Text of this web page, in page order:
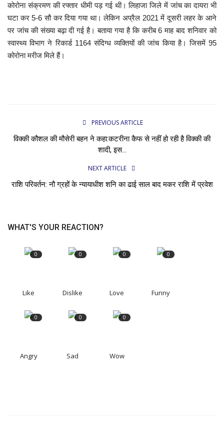
कोरोना संक्रमण की रफ्तार धीमी पड़ गई थी। लिहाजा जिले में जांच का दायरा भी
घटा कर 5-6 सौ कर दिया गया था। लेकिन अप्रैल 2021 में दूसरी लहर के आने
पर जांच की संख्या बढ़ा दी गई है। बताया गया है कि करीब 6 माह बाद शनिवार को
स्वास्थ्य विभाग ने रिकार्ड 1164 संदिग्ध व्यक्तियों की जांच किया है। जिसमें 95
कोरोना मरीज मिले हैं।
PREVIOUS ARTICLE
विक्की कौशल की मौसेरी बहन ने कहा:कटरीना कैफ से नहीं हो रही है विक्की की
शादी, इस...
NEXT ARTICLE
राशि परिवर्तन: नौ ग्रहों के न्यायाधीश शनि का ढाई साल बाद मकर राशि में प्रवेश
WHAT'S YOUR REACTION?
0
Like
0
Dislike
0
Love
0
Funny
0
Angry
0
Sad
0
Wow